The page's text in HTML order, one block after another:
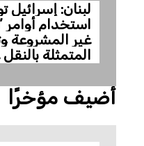
لبنان: إسرائيل
استخدام أوامر
غير المشروعة
المتمثلة
أضيف مؤخرًا